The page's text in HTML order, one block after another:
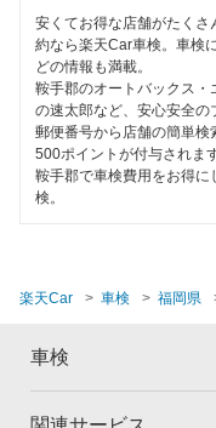
糸島市
うきは市
大川市
大野城市
春日市
糟屋郡
特典あり
初めて来店割りあり
新車初回割りあり
早割りあり
土日祝OK
引取り・納車あり
ENEOS
オートバックス
宇佐美車検
車検のコバック
GTNET×カフェ車検
出光興産「らくらく安心
エネフリ車検
安くてお得な店舗がたく
約なら楽天Car車検。車検
どの情報も満載。
鞍手郡のオートバックス
の速太郎など、安心安全の
郵便番号から店舗の簡単検
500ポイントが付与されます
鞍手郡で車検費用をお得
検。
楽天Car 車検 福岡県
車検